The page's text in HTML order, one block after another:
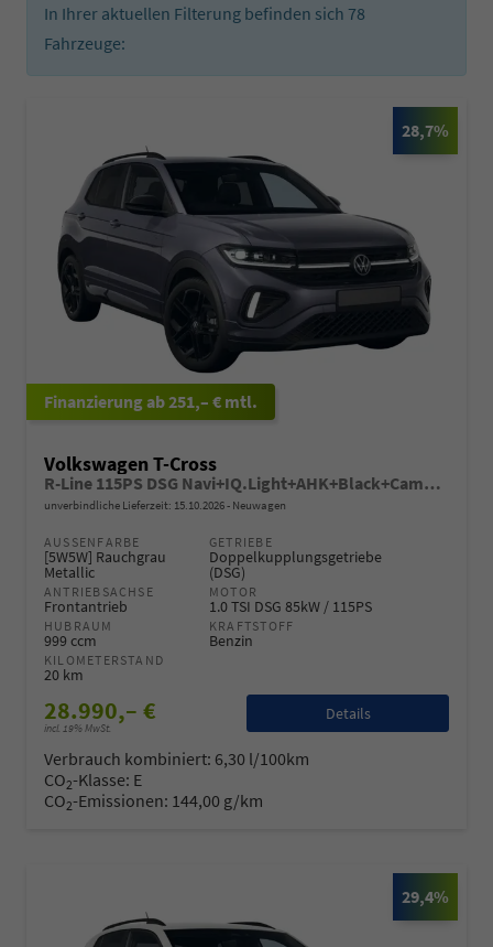
In Ihrer aktuellen Filterung befinden sich 78
Fahrzeuge:
28,7%
ab 251,– € mtl.
Volkswagen T-Cross
R-Line 115PS DSG Navi+IQ.Light+AHK+Black+Cam+Keyless+Side+Climatronic+Parklenk
unverbindliche Lieferzeit: 15.10.2026 Neuwagen
AUSSENFARBE
[5W5W] Rauchgrau
Metallic
GETRIEBE
Doppelkupplungsgetriebe
(DSG)
ANTRIEBSACHSE
Frontantrieb
MOTOR
1.0 TSI DSG 85kW / 115PS
HUBRAUM
999 ccm
KRAFTSTOFF
Benzin
KILOMETERSTAND
20 km
28.990,– €
incl. 19% MwSt.
Details
Verbrauch kombiniert: 6,30 l/100km
CO2-Klasse: E
CO2-Emissionen: 144,00 g/km
29,4%